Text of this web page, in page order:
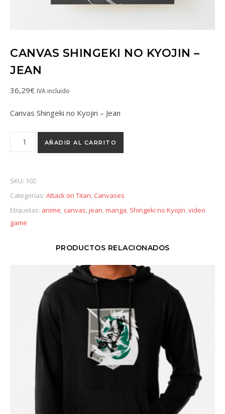
CANVAS SHINGEKI NO KYOJIN –
JEAN
36,29€ IVA incluido
Canvas Shingeki no Kyojin – Jean
AÑADIR AL CARRITO
SKU: 102
Categorías: Attack on Titan, Canvases
Etiquetas: anime, canvas,jean,manga, Shingeki no Kyojin,video
game
PRODUCTOS RELACIONADOS